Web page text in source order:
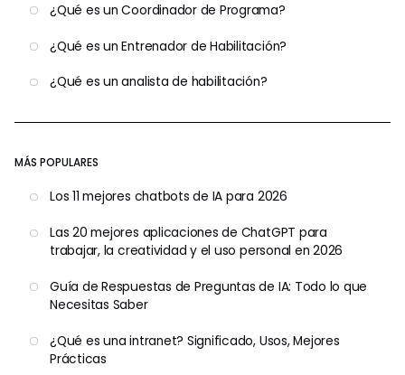
¿Qué es un Coordinador de Programa?
¿Qué es un Entrenador de Habilitación?
¿Qué es un analista de habilitación?
MÁS POPULARES
Los 11 mejores chatbots de IA para 2026
Las 20 mejores aplicaciones de ChatGPT para
trabajar, la creatividad y el uso personal en 2026
Guía de Respuestas de Preguntas de IA: Todo lo que
Necesitas Saber
¿Qué es una intranet? Significado, Usos, Mejores
Prácticas